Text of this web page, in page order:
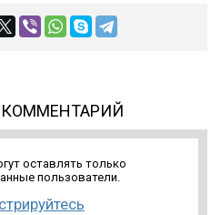
оставлять только
пользователи.